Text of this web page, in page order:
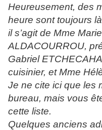
Heureusement, des
heure sont toujours
il s’agit de Mme
ALDACOURROU,
Gabriel
cuisinier, et Mme
Je ne cite ici que les
bureau, mais vous
cette liste.
Quelques anciens